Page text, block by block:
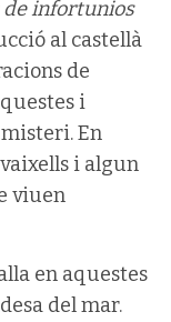
infortunios
al castellà
de
i
En
i algun
viuen
en aquestes
del mar.